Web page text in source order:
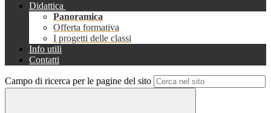
Didattica
Panoramica
Offerta formativa
I progetti delle classi
Info utili
Contatti
Campo di ricerca per le pagine del sito